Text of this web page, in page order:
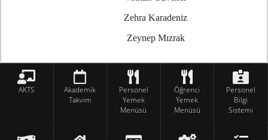
Zehra Karadeniz
Zeynep Mızrak
AKTS
Akademik
Takvim
Personel
Yemek
Menüsü
Öğrenci
Yemek
Menüsü
Personel
Bilgi
Sistemi